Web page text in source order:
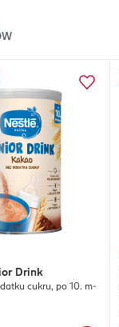
Drink
cukru, po 10. m-